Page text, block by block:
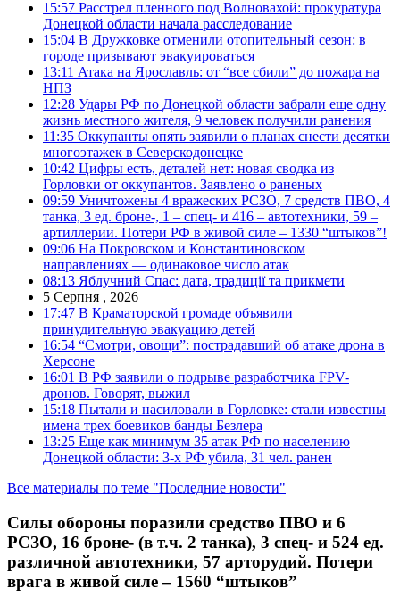
15:57 Расстрел пленного под Волновахой: прокуратура
Донецкой области начала расследование
15:04 В Дружковке отменили отопительный сезон: в
городе призывают эвакуироваться
13:11 Атака на Ярославль: от “все сбили” до пожара на
НПЗ
12:28 Удары РФ по Донецкой области забрали еще одну
жизнь местного жителя, 9 человек получили ранения
11:35 Оккупанты опять заявили о планах снести десятки
многоэтажек в Северскодонецке
10:42 Цифры есть, деталей нет: новая сводка из
Горловки от оккупантов. Заявлено о раненых
09:59 Уничтожены 4 вражеских РСЗО, 7 средств ПВО, 4
танка, 3 ед. броне-, 1 – спец- и 416 – автотехники, 59 –
артиллерии. Потери РФ в живой силе – 1330 “штыков”!
09:06 На Покровском и Константиновском
направлениях — одинаковое число атак
08:13 Яблучний Спас: дата, традиції та прикмети
5 Серпня , 2026
17:47 В Краматорской громаде объявили
принудительную эвакуацию детей
16:54 “Смотри, овощи”: пострадавший об атаке дрона в
Херсоне
16:01 В РФ заявили о подрыве разработчика FPV-
дронов. Говорят, выжил
15:18 Пытали и насиловали в Горловке: стали известны
имена трех боевиков банды Безлера
13:25 Еще как минимум 35 атак РФ по населению
Донецкой области: 3-х РФ убила, 31 чел. ранен
Все материалы по теме "Последние новости"
Силы обороны поразили средство ПВО и 6
РСЗО, 16 броне- (в т.ч. 2 танка), 3 спец- и 524 ед.
различной автотехники, 57 арторудий. Потери
врага в живой силе – 1560 “штыков”